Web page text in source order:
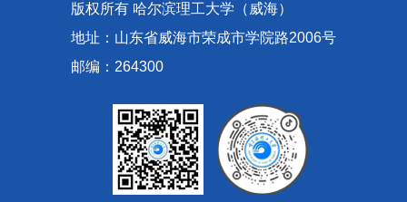
版权所有 哈尔滨理工大学（威海）
地址：山东省威海市荣成市学院路2006号
邮编：264300